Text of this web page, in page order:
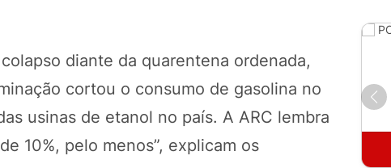
diante da quarentena ordenada,
cortou o consumo de gasolina no
usinas de etanol no país. A ARC lembra
10%, pelo menos”, explicam os
POTOSÍ Fertilizante Líquido
COMPRAR